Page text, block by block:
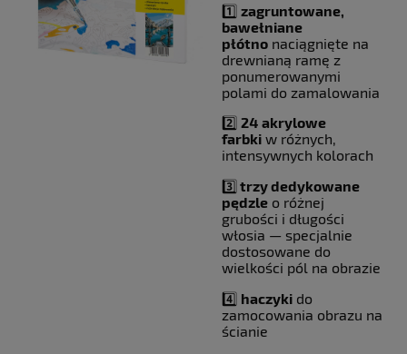
1️⃣ zagruntowane,
bawełniane
płótno naciągnięte na
drewnianą ramę z
ponumerowanymi
polami do zamalowania
2️⃣ 24 akrylowe
farbki w różnych,
intensywnych kolorach
3️⃣trzy dedykowane
pędzle o różnej
grubości i długości
włosia — specjalnie
dostosowane do
wielkości pól na obrazie
4️⃣ haczyki do
zamocowania obrazu na
ścianie